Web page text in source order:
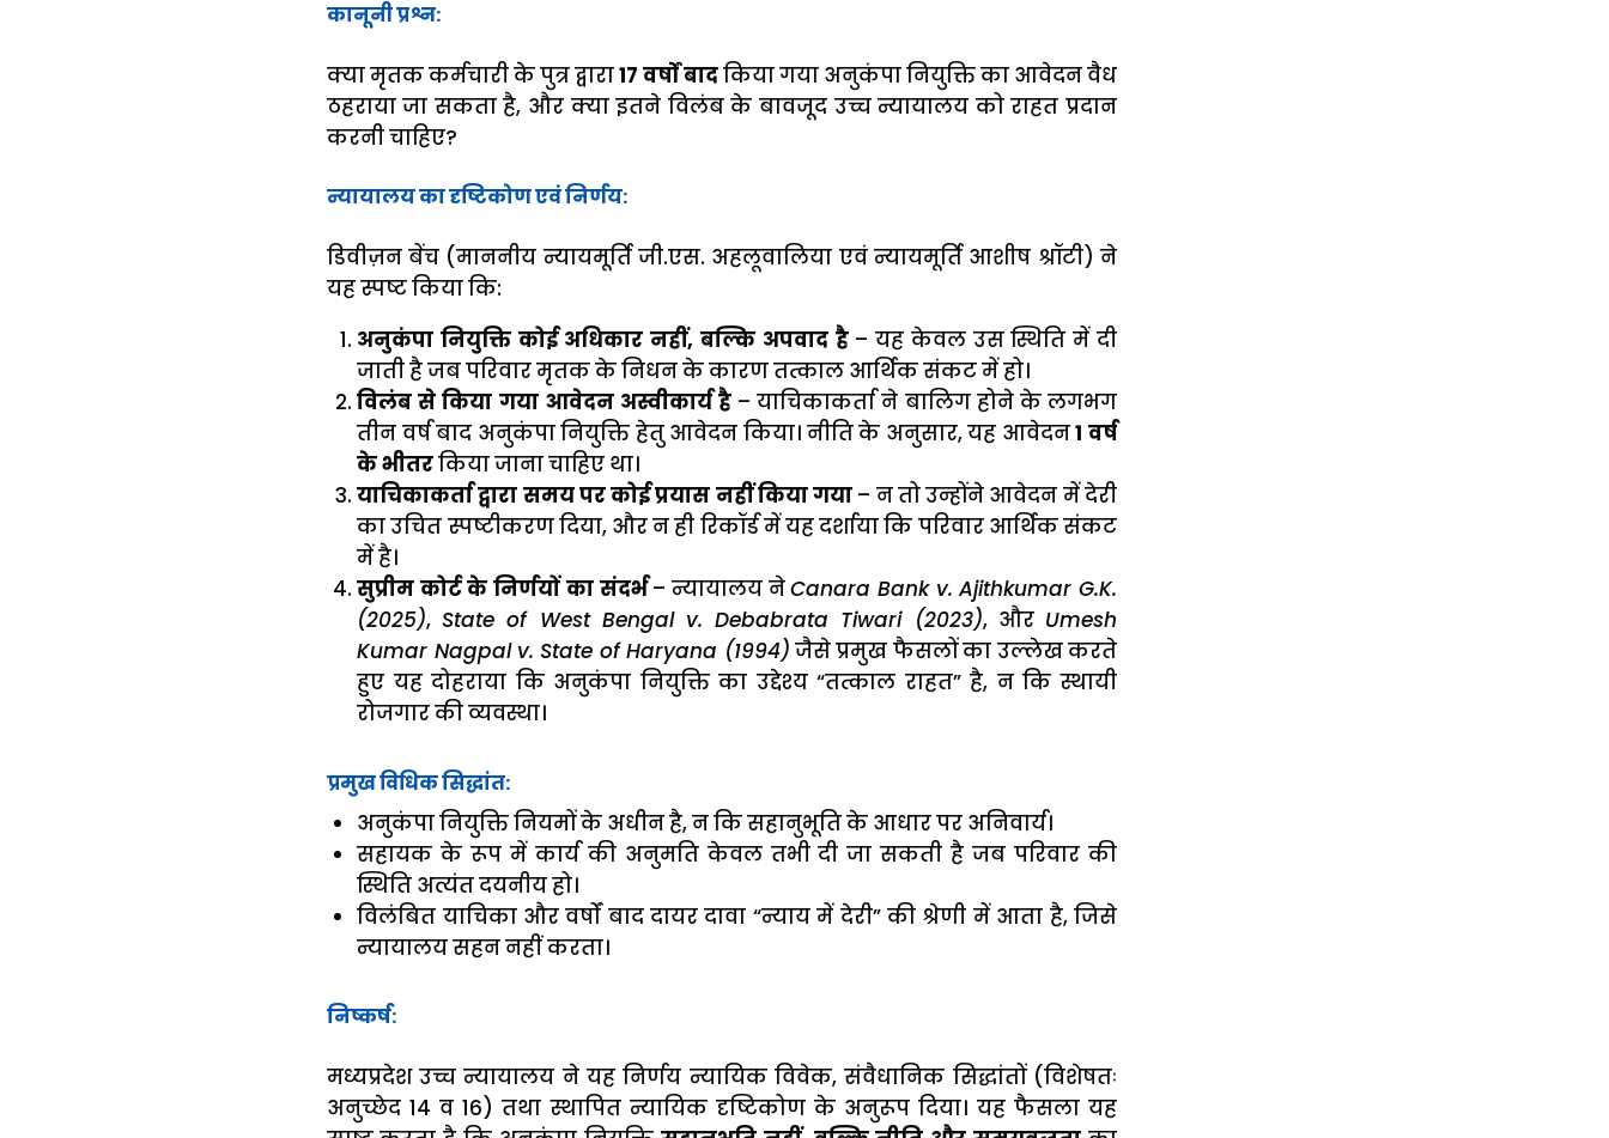
कानूनी प्रश्न:
क्या मृतक कर्मचारी के पुत्र द्वारा17 वर्षों बादकिया गया अनुकंपा नियुक्ति का आवेदन वैध
ठहराया जा सकता है, और क्या इतने विलंब के बावजूद उच्च न्यायालय को राहत प्रदान
करनी चाहिए?
न्यायालय का दृष्टिकोण एवं निर्णय:
डिवीज़न बेंच (माननीय न्यायमूर्ति जी.एस. अहलूवालिया एवं न्यायमूर्ति आशीष श्रॉटी) ने
यह स्पष्ट किया कि:
अनुकंपा नियुक्ति कोई अधिकार नहीं, बल्कि अपवाद है– यह केवल उस स्थिति में दी
जाती है जब परिवार मृतक के निधन के कारण तत्काल आर्थिक संकट में हो।
विलंब से किया गया आवेदन अस्वीकार्य है– याचिकाकर्ता ने बालिग होने के लगभग
तीन वर्ष बाद अनुकंपा नियुक्ति हेतु आवेदन किया। नीति के अनुसार, यह आवेदन1 वर्ष
के भीतरकिया जाना चाहिए था।
याचिकाकर्ता द्वारा समय पर कोई प्रयास नहीं किया गया – न तो उन्होंने आवेदन में देरी
का उचित स्पष्टीकरण दिया, और न ही रिकॉर्ड में यह दर्शाया कि परिवार आर्थिक संकट
में है।
सुप्रीम कोर्ट के निर्णयों का संदर्भ– न्यायालय नेCanara Bank v. Ajithkumar G.K.
(2025), State of West Bengal v. Debabrata Tiwari (2023), और Umesh
Kumar Nagpal v. State of Haryana (1994) जैसे प्रमुख फैसलों का उल्लेख करते
हुए यह दोहराया कि अनुकंपा नियुक्ति का उद्देश्य “तत्काल राहत” है, न कि स्थायी
रोजगार की व्यवस्था।
प्रमुख विधिक सिद्धांत:
अनुकंपा नियुक्ति नियमों के अधीन है, न कि सहानुभूति के आधार पर अनिवार्य।
सहायक के रूप में कार्य की अनुमति केवल तभी दी जा सकती है जब परिवार की
स्थिति अत्यंत दयनीय हो।
विलंबित याचिका और वर्षों बाद दायर दावा “न्याय में देरी” की श्रेणी में आता है, जिसे
न्यायालय सहन नहीं करता।
निष्कर्ष:
मध्यप्रदेश उच्च न्यायालय ने यह निर्णय न्यायिक विवेक, संवैधानिक सिद्धांतों (विशेषतः
अनुच्छेद 14 व 16) तथा स्थापित न्यायिक दृष्टिकोण के अनुरूप दिया। यह फैसला यह